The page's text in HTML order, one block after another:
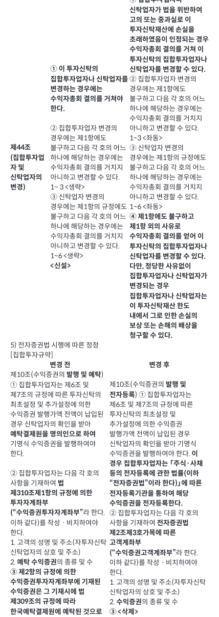
제44조
(집합투자업
자 및
신탁업자의
변경)
① 이 투자신탁의
집합투자업자나 신탁업자를
변경하는 경우에는
수익자총회 결의를 거쳐야
한다.
② 집합투자업자 변경의
경우에는 제1항에도
불구하고 다음 각 호의 어느
하나에 해당하는 경우에는
수익자총회 결의를 거치지
아니하고 변경할 수 있다.
1~ 3 <생략>
③ 신탁업자 변경의
경우에는 제1항의 규정에도
불구하고 다음 각 호의 어느
하나에 해당하는 경우에는
수익자총회 결의를 거치지
아니하고 변경할 수 있다.
1~6 <생략>
<신설>
신탁업자가 법을 위반하여
고의 또는 중과실로 이
투자신탁재산에 손실을
초래하였음이 인정되는 경우
수익자총회 결의를 거쳐 이
투자신탁의 집합투자업자나
신탁업자를 변경할 수 있다.
② 집합투자업자 변경의
경우에는 제1항에도
불구하고 다음 각 호의 어느
하나에 해당하는 경우에는
수익자총회 결의를 거치지
아니하고 변경할 수 있다.
1~3 <좌동>
③ 신탁업자 변경의
경우에는 제1항의 규정에도
불구하고 다음 각 호의 어느
하나에 해당하는 경우에는
수익자총회 결의를 거치지
아니하고 변경할 수 있다.
1~6 <좌동>
④ 제1항에도 불구하고
제1항 외의 사유로
수익자총회 결의를 얻어 이
투자신탁의 집합투자업자나
신탁업자를 변경할 수 있다.
다만, 정당한 사유없이
집합투자업자나 신탁업자가
변경되는 경우
집합투자업자나 신탁업자는
이 투자신탁재산 한도
내에서 그로 인한 손실의
보상 또는 손해의 배상을
청구할 수 있다.
5) 전자증권법 시행에 따른 정정
[집합투자규약]
변경 전
변경 후
제10조(수익증권의 발행 및 예탁)
① 집합투자업자는 제6조 및
제7조의 규정에 따른 투자신탁의
최초설정 및 추가설정에 의한
수익증권 발행가액 전액이 납입된
경우 신탁업자의 확인을 받아
예탁결제원을 명의인으로 하여
기명식 수익증권을 발행하여야
한다.
② 집합투자업자는 다음 각 호의
사항을 기재하여 법
제310조제1항의 규정에 의한
투자자계좌부
(“수익증권투자자계좌부”라 한다.
이하 같다)를 작성ㆍ비치하여야
한다.
1. 고객의 성명 및 주소(자투자신탁
신탁업자의 상호 및 주소)
2. 예탁 수익증권의 종류 및 수
③ 제2항의 규정에 의한
수익증권투자자계좌부에 기재된
수익증권은 그 기재시에 법
제309조의 규정에 따라
한국예탁결제원에 예탁된 것으로
제10조(수익증권의 발행 및
전자등록) ① 집합투자업자는
제6조 및 제7조의 규정에 따른
투자신탁의 최초설정 및
추가설정에 의한 수익증권
발행가액 전액이 납입된 경우
신탁업자의 확인을 받아 기명식
수익증권을 발행하여야 한다. 이
경우 집합투자업자는 「주식·사채
등의 전자등록에 관한 법률(이하
“전자증권법”이라 한다)」에 따른
전자등록기관을 통하여 해당
수익증권을 전자등록한다.
② 집합투자업자는 다음 각 호의
사항을 기재하여 전자증권법
제2조제3호가목에 따른
고객계좌부
(“수익증권고객계좌부”라 한다.
이하 같다)를 작성ㆍ비치하여야
한다.
1. 고객의 성명 및 주소(자투자신탁
신탁업자의 상호 및 주소)
2. 수익증권의 종류 및 수
③ <삭제>